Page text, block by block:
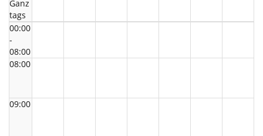
Ganz
tags
00:00
-
08:00
08:00
09:00